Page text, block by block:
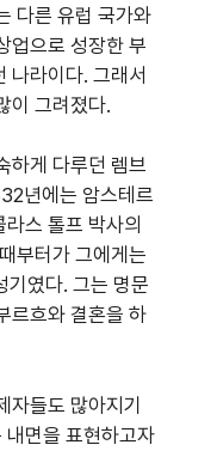
다른 유럽 국가와
업으로 성장한 부
나라이다. 그래서
이 그려졌다.
하게 다루던 렘브
년에는 암스테르
스 톨프 박사의
부터가 그에게는
기였다. 그는 명문
르흐와 결혼을 하
자들도 많아지기
내면을 표현하고자